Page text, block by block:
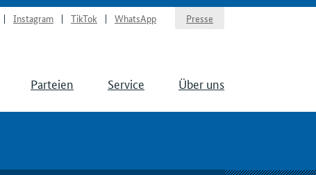
Instagram TikTok WhatsApp Presse
Parteien Service Über uns